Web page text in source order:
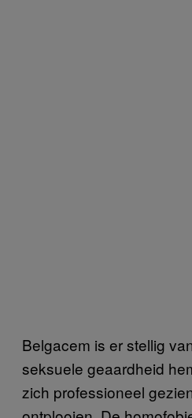
Belgacem is er stellig
seksuele geaardheid
zich professioneel